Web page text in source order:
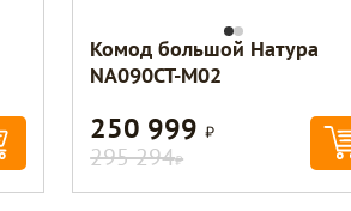
Комод большой Натура
NA090CT-M02
250 999Р
295 294Р